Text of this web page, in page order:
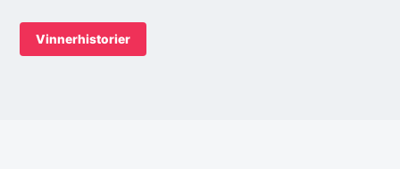
Vinnerhistorier